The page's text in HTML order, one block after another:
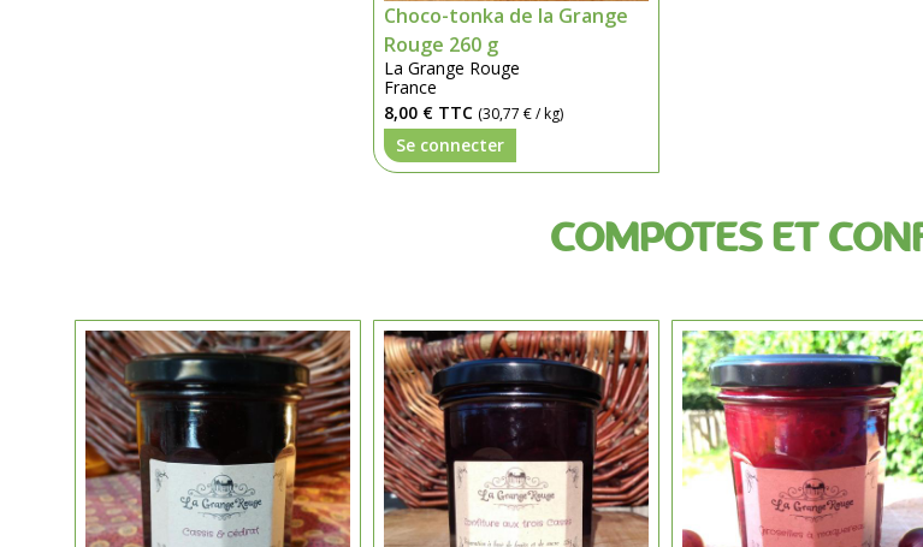
Choco-tonka de la Grange
Rouge 260 g
La Grange Rouge
France
8,00 € TTC (30,77 € / kg)
Se connecter
COMPOTES ET